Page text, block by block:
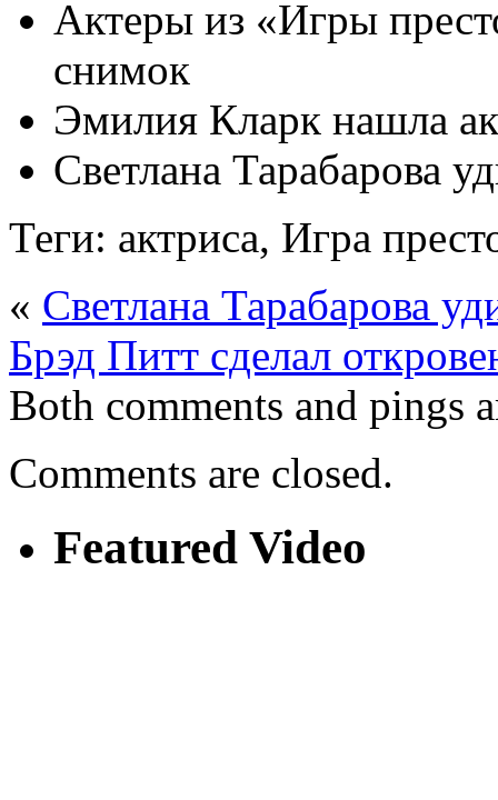
Актеры из «Игры
снимок
Эмилия Кларк нашла
Светлана Тарабарова
Теги: актриса, Игра
« Светлана Тарабарова
Брэд Питт сделал
Both comments and pings
Comments are closed.
Featured Video